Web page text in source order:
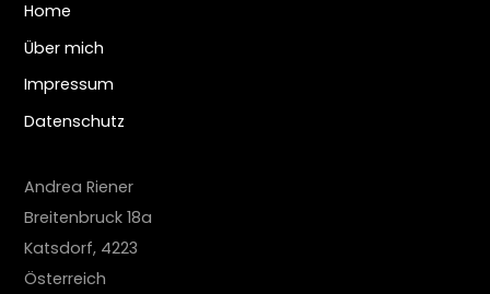
Home
Über mich
Impressum
Datenschutz
Andrea Riener
Breitenbruck 18a
Katsdorf, 4223
Österreich